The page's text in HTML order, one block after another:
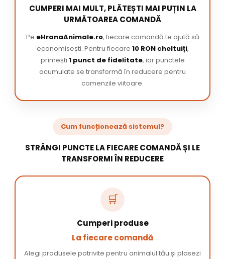
CUMPERI MAI MULT, PLĂTEȘTI MAI PUȚIN LA
URMĂTOAREA COMANDĂ
Pe eHranaAnimale.ro, fiecare comandă te ajută să
economisești. Pentru fiecare 10 RON cheltuiți,
primești 1 punct de fidelitate, iar punctele
acumulate se transformă în reducere pentru
comenzile viitoare.
Cum funcționează sistemul?
STRÂNGI PUNCTE LA FIECARE COMANDĂ ȘI LE
TRANSFORMI ÎN REDUCERE
🛒
Cumperi produse
La fiecare comandă
Alegi produsele potrivite pentru animalul tău și plasezi